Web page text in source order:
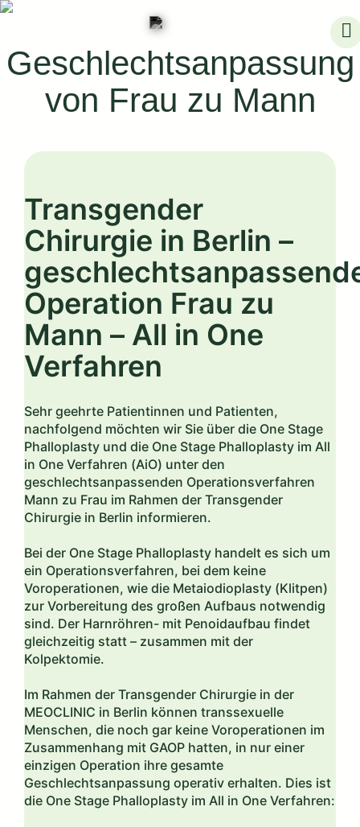
Skip
content
Geschlechtsanpassung
von Frau zu Mann
Transgender
Chirurgie in Berlin –
Operation Frau zu
Mann – All in One
Verfahren
Sehr geehrte Patientinnen und Patienten,
nachfolgend möchten wir Sie über die One Stage
Phalloplasty und die One Stage Phalloplasty im All
in One Verfahren (AiO) unter den
geschlechtsanpassenden Operationsverfahren
Mann zu Frau im Rahmen der Transgender
Chirurgie in Berlin informieren.
Bei der One Stage Phalloplasty handelt es sich um
ein Operationsverfahren, bei dem keine
Voroperationen, wie die Metaiodioplasty (Klitpen)
zur Vorbereitung des großen Aufbaus notwendig
sind. Der Harnröhren- mit Penoidaufbau findet
gleichzeitig statt – zusammen mit der
Kolpektomie.
Im Rahmen der Transgender Chirurgie in der
MEOCLINIC in Berlin können transsexuelle
Menschen, die noch gar keine Voroperationen im
Zusammenhang mit GAOP hatten, in nur einer
einzigen Operation ihre gesamte
Geschlechtsanpassung operativ erhalten. Dies ist
die One Stage Phalloplasty im All in One Verfahren: